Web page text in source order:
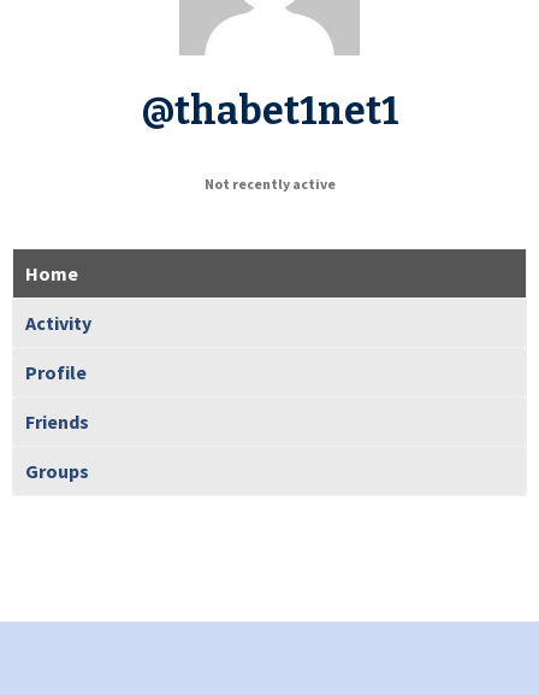
@thabet1net1
Not recently active
Home
Activity
Profile
Friends
Groups